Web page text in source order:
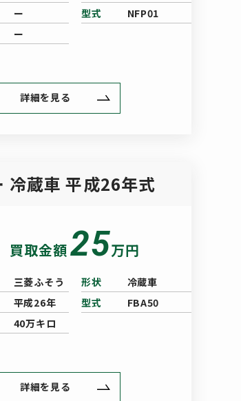
ー 型式
NFP01
ー
詳細を見る
冷蔵車 平成26年式
買取金額25万円
三菱ふそう 形状
冷蔵車
平成26年 型式
FBA50
40万キロ
詳細を見る